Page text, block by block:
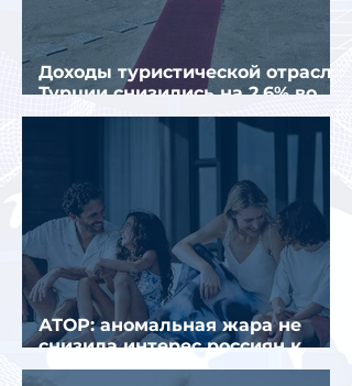
Доходы туристической отрасли
Турции снизились на 2,6% во
втором квартале 2026 года
АТОР: аномальная жара не
снизила интерес россиян к
летнему отдыху в Европе